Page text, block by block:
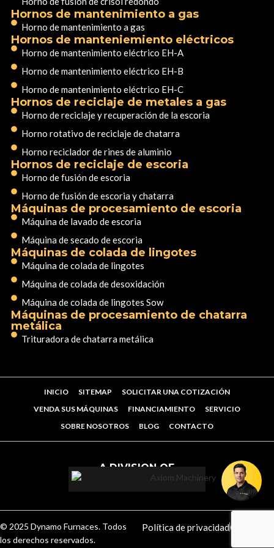
Hornos de mantenimiento a gas
Horno de mantenimiento a gas
Hornos de manteniemiento eléctricos
Horno de mantenimiento eléctrico EH-A
Horno de mantenimiento eléctrico EH-B
Horno de mantenimiento eléctrico EH-C
Hornos de reciclaje de metales a gas
Horno de reciclaje y recuperación de la escoria
Horno rotativo de reciclaje de chatarra
Horno reciclador de rines de aluminio
Hornos de reciclaje de escoria
Horno de fusión de escoria
Horno de fusión de escoria y chatarra
Máquinas de procesamiento de escoria
Máquina de lavado de escoria
Máquina de secado de escoria
Máquinas de colada de lingotes
Máquina de colada de lingotes
Máquina de colada de desoxidación
Máquina de colada de lingotes Sow
Máquinas de procesamiento de chatarra
metálica
Trituradora de chatarra metálica
INICIO SITEMAP
SOLICITAR UNA COTIZACIÓN
VENDA SUS MÁQUINAS
FINANCIAMIENTO
SERVICIO
SOBRE NOSOTROS
BLOG CONTACTO
A DIVISION OF
© 2025 Dynamo Furnaces. Todos
los derechos reservados.
Política de privacidadContacto